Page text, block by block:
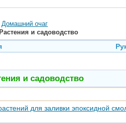
Домашний очаг
Растения и садоводство
и садоводство
для заливки эпоксидной